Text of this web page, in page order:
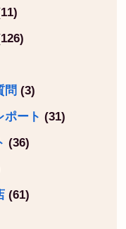
問 (3)
ポート (31)
(36)
(61)